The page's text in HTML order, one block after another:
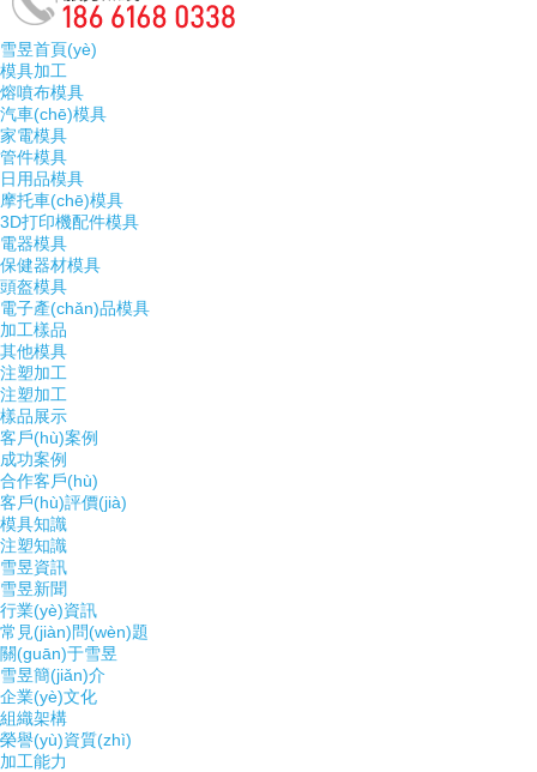
雪昱首頁(yè)
模具加工
熔噴布模具
汽車(chē)模具
家電模具
管件模具
日用品模具
摩托車(chē)模具
3D打印機配件模具
電器模具
保健器材模具
頭盔模具
電子產(chǎn)品模具
加工樣品
其他模具
注塑加工
注塑加工
樣品展示
客戶(hù)案例
成功案例
合作客戶(hù)
客戶(hù)評價(jià)
模具知識
注塑知識
雪昱資訊
雪昱新聞
行業(yè)資訊
常見(jiàn)問(wèn)題
關(guān)于雪昱
雪昱簡(jiǎn)介
企業(yè)文化
組織架構
榮譽(yù)資質(zhì)
加工能力